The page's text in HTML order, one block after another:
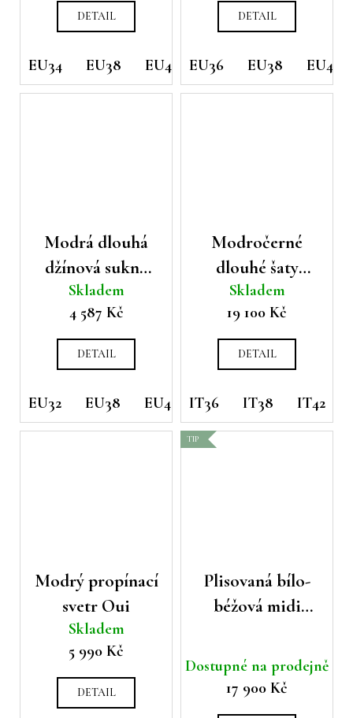
DETAIL
EU34 EU38 EU40 EU42
DETAIL
EU36 EU38 EU40
Modrá dlouhá
džínová sukně
Cambio s
rozparkem
Skladem
4 587 Kč
DETAIL
EU32 EU38 EU40 EU42 EU44
Modročerné
dlouhé šaty
Peserico
Skladem
19 100 Kč
DETAIL
IT36 IT38 IT42
Modrý propínací
svetr Oui
Skladem
5 990 Kč
DETAIL
TIP
Plisovaná bílo-
béžová midi
Dostupné na prodejně
17 900 Kč